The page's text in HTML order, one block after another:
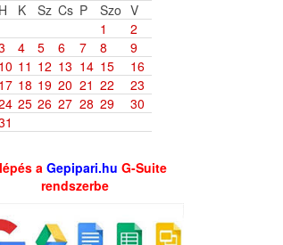
H
K Sz Cs P Szo V
1
2
4 5 6 7 8
9
10 11 12 13 14 15
16
17 18 19 20 21 22
23
25 26 27 28 29
30
aGepipari.hu G-Suite
rendszerbe